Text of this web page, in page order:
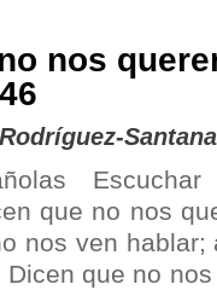
nos
Santana
no nos
nos ven
que no